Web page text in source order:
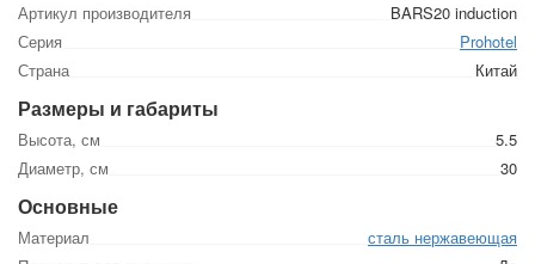
Артикул производителя
BARS20 induction
Серия
Prohotel
Страна
Китай
Размеры и габариты
Высота, см
5.5
Диаметр, см
30
Основные
Материал
сталь нержавеющая